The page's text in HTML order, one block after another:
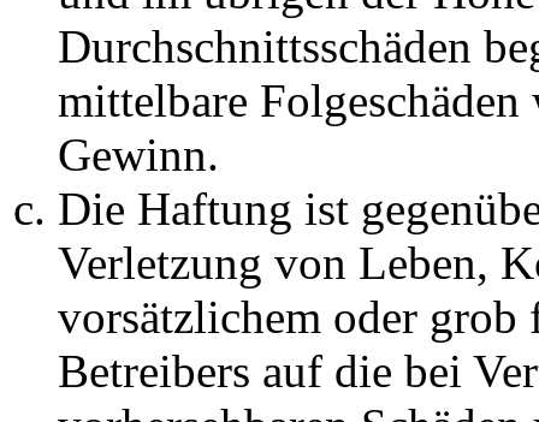
Durchschnittsschäden
mittelbare Folgeschäden
Gewinn.
Die Haftung ist
Verletzung von Leben,
vorsätzlichem oder grob
Betreibers auf die bei